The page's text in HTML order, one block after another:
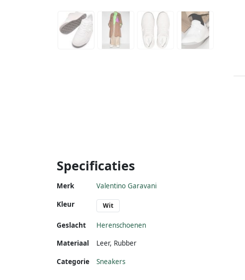
Specificaties
Merk Valentino Garavani
Kleur Wit
Geslacht
Herenschoenen
Materiaal
Leer, Rubber
Categorie Sneakers